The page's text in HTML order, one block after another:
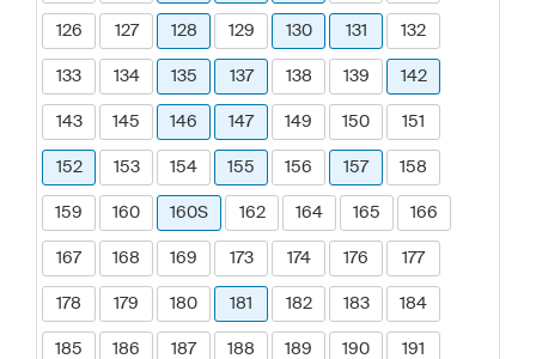
126 127 128 129 130 131 132
133 134 135 137 138 139 142
143 145 146 147 149 150 151
152 153 154 155 156 157 158
159 160 160S 162 164 165 166
167 168 169 173 174 176 177
178 179 180 181 182 183 184
185 186 187 188 189 190 191